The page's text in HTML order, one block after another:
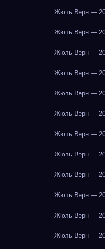
Жюль Верн — 20
Жюль Верн — 20
Жюль Верн — 20
Жюль Верн — 20
Жюль Верн — 20
Жюль Верн — 20
Жюль Верн — 20
Жюль Верн — 20
Жюль Верн — 20
Жюль Верн — 20
Жюль Верн — 20
Жюль Верн — 20